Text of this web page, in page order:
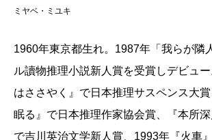
ミヤベ・ミユキ
1960年東京都生れ。1987年「我らが隣
ル讀物推理小説新人賞を受賞しデビュ
はささやく』で日本推理サスペンス大
眠る』で日本推理作家協会賞、『本所深
で吉川英治文学新人賞、1993年『火車